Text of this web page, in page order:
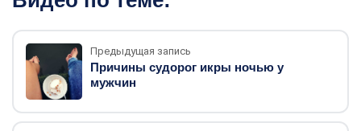
Предыдущая запись
Причины судорог икры ночью у
мужчин